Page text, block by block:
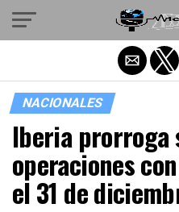
NACIONALES
Iberia prorroga
operaciones
el 31 de
Salir de la